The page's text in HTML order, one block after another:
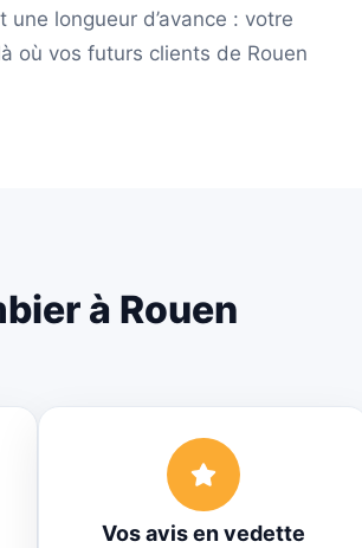
longueur d’avance : votre
où vos futurs clients de Rouen
à Rouen
Vos avis en vedette